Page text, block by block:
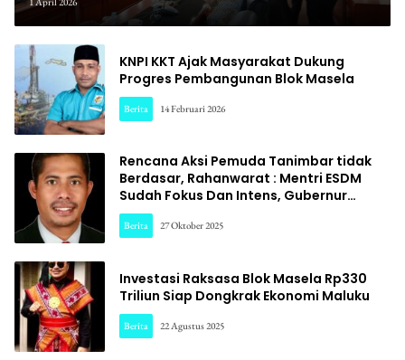
Tim Terpadu
KNPI KKT Ajak Masyarakat Dukung
Progres Pembangunan Blok Masela
Berita 14 Februari 2026
Rencana Aksi Pemuda Tanimbar tidak
Berdasar, Rahanwarat : Mentri ESDM
Sudah Fokus Dan Intens, Gubernur
Maluku Diminta Turun Tangan Soal
Pembebasan Kawasan Hutan!”
Berita 27 Oktober 2025
Investasi Raksasa Blok Masela Rp330
Triliun Siap Dongkrak Ekonomi Maluku
Berita 22 Agustus 2025